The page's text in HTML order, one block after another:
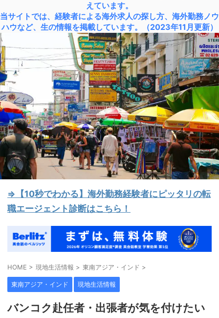
えています。
当サイトでは、経験者による海外求人の探し方、海外勤務ノウ
ハウなど、生の情報を掲載しています。（2023年11月更新）
⇒【10秒でわかる】海外勤務経験者にピッタリの転
職エージェント診断はこちら！
HOME > 現地生活情報 > 東南アジア・インド >
東南アジア・インド 現地生活情報
バンコク赴任者・出張者が気を付けたい